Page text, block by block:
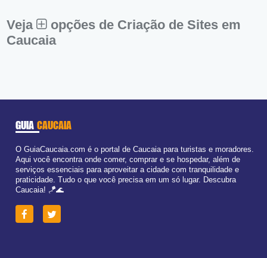
Dom:
Fechado
Veja
opções de Criação de Sites em
Caucaia
GUIA CAUCAIA
O GuiaCaucaia.com é o portal de Caucaia para turistas e moradores.
Aqui você encontra onde comer, comprar e se hospedar, além de
serviços essenciais para aproveitar a cidade com tranquilidade e
praticidade. Tudo o que você precisa em um só lugar. Descubra
Caucaia! 🪁🌊